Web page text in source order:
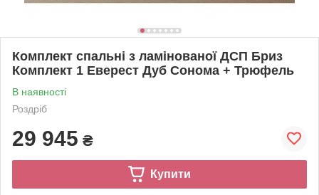
Комплект спальні з ламінованої ДСП Бриз
Комплект 1 Еверест Дуб Сонома + Трюфель
В наявності
Роздріб
29 945 ₴
Купити